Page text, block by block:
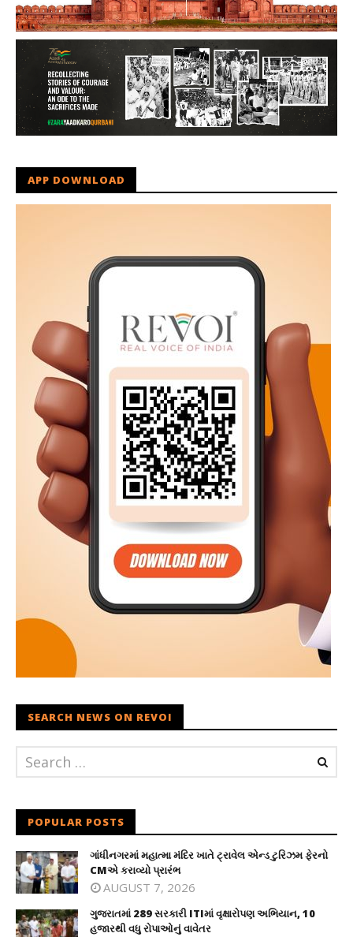
APP DOWNLOAD
SEARCH NEWS ON REVOI
POPULAR POSTS
ગાંધીનગરમાં મહાત્મા મંદિર ખાતે ટ્રાવેલ એન્ડ ટુરિઝમ ફેરનો
CMએ કરાવ્યો પ્રારંભ
AUGUST 7, 2026
ગુજરાતમાં 289 સરકારી ITIમાં વૃક્ષારોપણ અભિયાન, 10
હજારથી વધુ રોપાઓનું વાવેતર